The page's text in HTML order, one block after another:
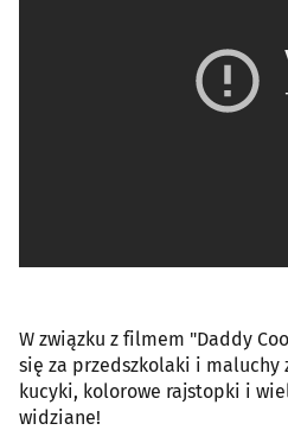
W związku z filmem "Daddy
się za przedszkolaki i maluchy
kucyki, kolorowe rajstopki i
widziane!